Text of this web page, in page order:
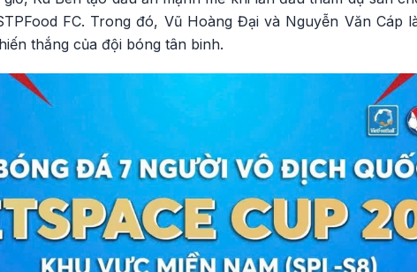
FC. Trong đó, Vũ Hoàng Đại và Nguyễn Văn Cáp
thắng của đội bóng tân binh.